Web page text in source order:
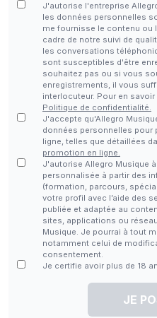
J'autorise l'entreprise
les données personnelles
me fournisse le contenu ou
cadre de notre suivi de
les conversations
sont susceptibles d'être
souhaitez pas ou si vous
enregistrements, il vous
interlocuteur. Pour en
Politique de confidentialité.
J'accepte qu'Allegro
données personnelles pour
ligne, telles que détaillées
promotion en ligne.
J'autorise Allegro Musique
personnalisée à partir des
(formation, parcours,
votre profil avec l’aide des
publiée et adaptée au
sites, applications ou
Musique. Je pourrai à tout
notamment celui de
consentement.
Je certifie avoir plus de 18
JE